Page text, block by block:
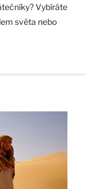
Vybíráte
světa nebo